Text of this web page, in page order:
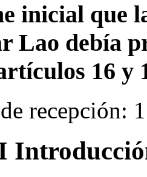
inicial que
Lao debía
16 y
recepción: